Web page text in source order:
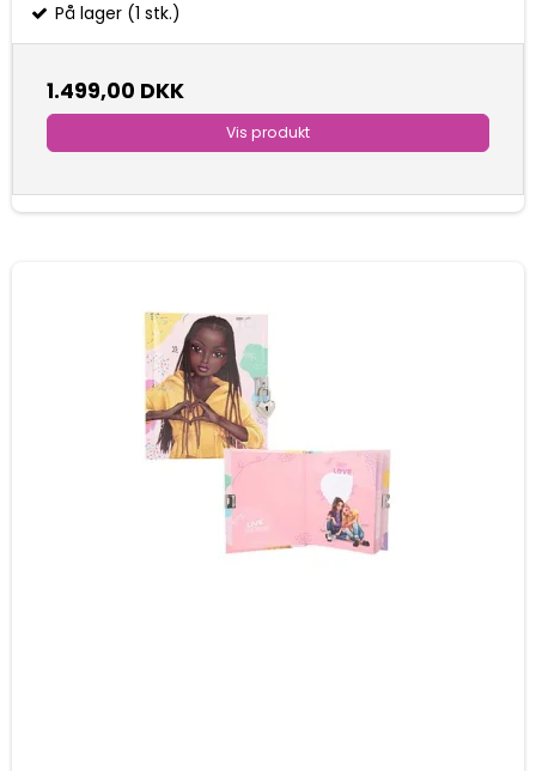
På lager (1 stk.)
1.499,00 DKK
Vis produkt